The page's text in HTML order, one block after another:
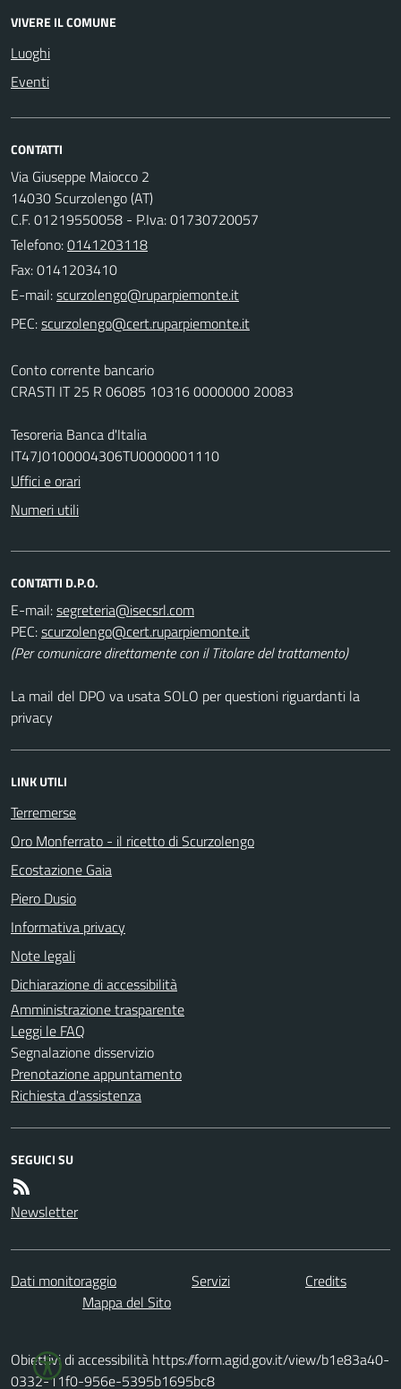
VIVERE IL COMUNE
Luoghi
Eventi
CONTATTI
Via Giuseppe Maiocco 2
14030 Scurzolengo (AT)
C.F. 01219550058 - P.Iva: 01730720057
Telefono:0141203118
Fax: 0141203410
E-mail:
PEC:
Conto corrente bancario
CRASTI IT 25 R 06085 10316 0000000 20083
Tesoreria Banca d'Italia
IT47J0100004306TU0000001110
Uffici e orari
Numeri utili
CONTATTI D.P.O.
E-mail:
PEC:
(Per comunicare direttamente con il Titolare del trattamento)
La mail del DPO va usata SOLO per questioni riguardanti la
privacy
LINK UTILI
Terremerse
Oro Monferrato - il ricetto di Scurzolengo
Ecostazione Gaia
Piero Dusio
Informativa privacy
Note legali
Dichiarazione di accessibilità
Amministrazione trasparente
Leggi le FAQ
Segnalazione disservizio
Prenotazione appuntamento
Richiesta d'assistenza
SEGUICI SU
Newsletter
Dati monitoraggio Servizi
Credits
Mappa del Sito
Obiettivi di accessibilità https://form.agid.gov.it/view/b1e83a40-
0332-11f0-956e-5395b1695bc8